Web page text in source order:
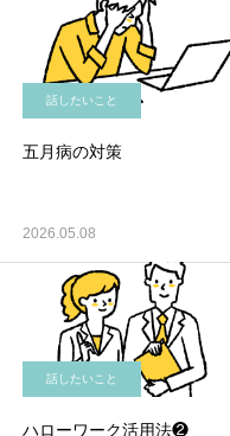
話したいこと
五月病の対策
2026.05.08
話したいこと
ハローワーク活用法❷